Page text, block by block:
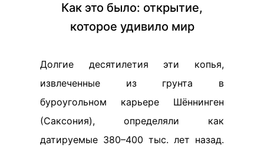
Как это было: открытие,
которое удивило мир
Долгие десятилетия эти копья,
извлеченные из грунта в
буроугольном карьере Шённинген
(Саксония), определяли как
датируемые 380–400 тыс. лет назад.